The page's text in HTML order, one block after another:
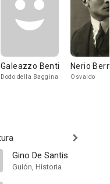
Galeazzo Benti
Dodo della Baggina
Nerio
Osvaldo
Gino De Santis
Guión, Historia